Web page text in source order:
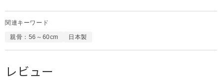
関連キーワード
親骨：56～60cm 日本製
レビュー